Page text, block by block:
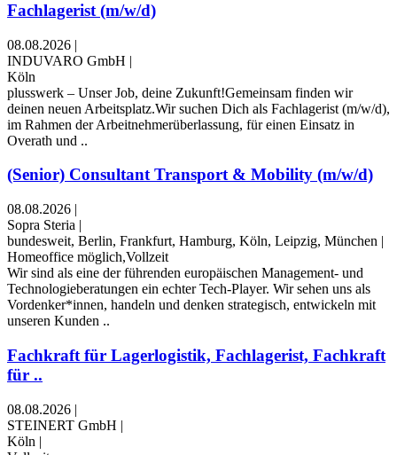
Fachlagerist (m/w/d)
08.08.2026 |
INDUVARO GmbH |
Köln
plusswerk – Unser Job, deine Zukunft!Gemeinsam finden wir
deinen neuen Arbeitsplatz.Wir suchen Dich als Fachlagerist (m/w/d),
im Rahmen der Arbeitnehmerüberlassung, für einen Einsatz in
Overath und ..
(Senior) Consultant Transport & Mobility (m/w/d)
08.08.2026 |
Sopra Steria |
bundesweit, Berlin, Frankfurt, Hamburg, Köln, Leipzig, München |
Homeoffice möglich,Vollzeit
Wir sind als eine der führenden europäischen Management- und
Technologieberatungen ein echter Tech-Player. Wir sehen uns als
Vordenker*innen, handeln und denken strategisch, entwickeln mit
unseren Kunden ..
Fachkraft für Lagerlogistik, Fachlagerist, Fachkraft
für ..
08.08.2026 |
STEINERT GmbH |
Köln |